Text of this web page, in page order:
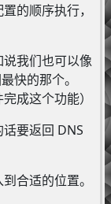
的顺序执行，
我们也可以像
快的那个。
成这个功能）
要返回 DNS
合适的位置。